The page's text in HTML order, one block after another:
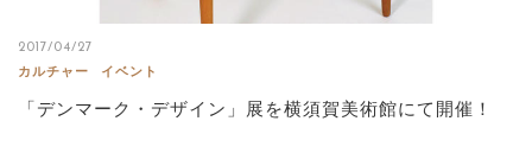
2017/04/27
カルチャー
イベント
「デンマーク・デザイン」展を横須賀美術館にて開催！